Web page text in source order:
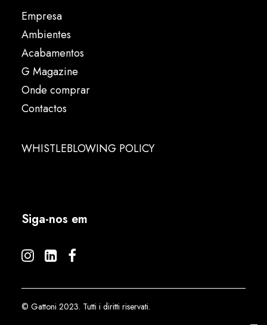
Empresa
Ambientes
Acabamentos
G Magazine
Onde comprar
Contactos
WHISTLEBLOWING POLICY
Siga-nos em
© Gattoni 2023. Tutti i diritti riservati.